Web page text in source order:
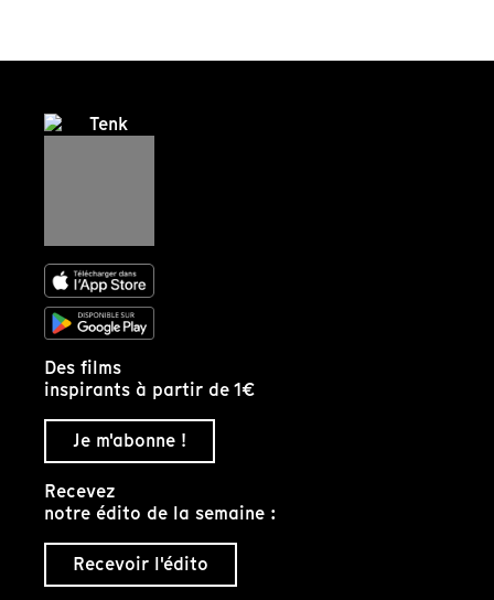
Des films
inspirants à partir de 1€
Je m'abonne !
Recevez
notre édito de la semaine :
Recevoir l'édito